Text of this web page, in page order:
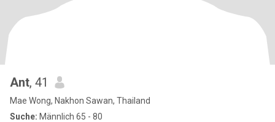
Ant, 41
Mae Wong, Nakhon Sawan, Thailand
Suche: Männlich 65 - 80